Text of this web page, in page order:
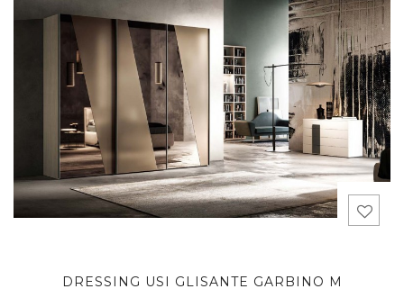
DRESSING USI GLISANTE GARBINO M